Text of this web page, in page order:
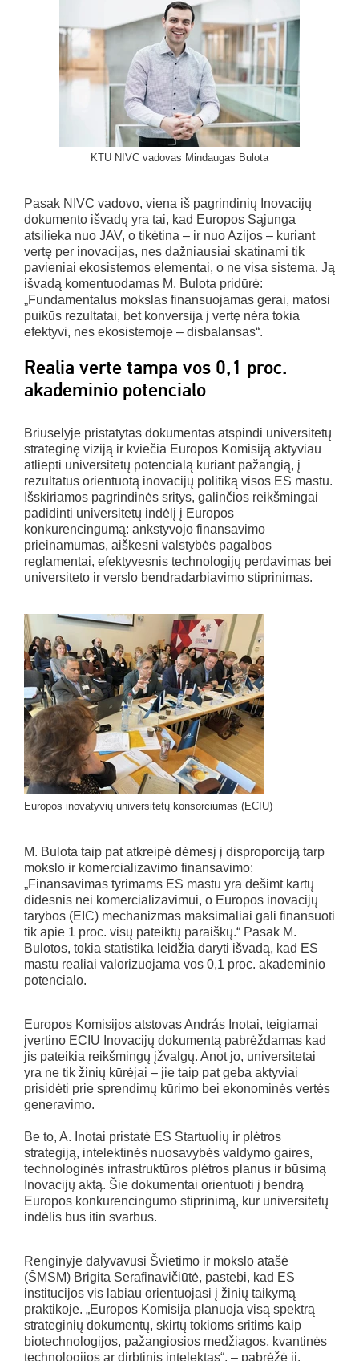
KTU NIVC vadovas Mindaugas Bulota
Pasak NIVC vadovo, viena iš pagrindinių Inovacijų
dokumento išvadų yra tai, kad Europos Sąjunga
atsilieka nuo JAV, o tikėtina – ir nuo Azijos – kuriant
vertę per inovacijas, nes dažniausiai skatinami tik
pavieniai ekosistemos elementai, o ne visa sistema. Ją
išvadą komentuodamas M. Bulota pridūrė:
„Fundamentalus mokslas finansuojamas gerai, matosi
puikūs rezultatai, bet konversija į vertę nėra tokia
efektyvi, nes ekosistemoje – disbalansas“.
Realia verte tampa vos 0,1 proc.
akademinio potencialo
Briuselyje pristatytas dokumentas atspindi universitetų
strateginę viziją ir kviečia Europos Komisiją aktyviau
atliepti universitetų potencialą kuriant pažangią, į
rezultatus orientuotą inovacijų politiką visos ES mastu.
Išskiriamos pagrindinės sritys, galinčios reikšmingai
padidinti universitetų indėlį į Europos
konkurencingumą: ankstyvojo finansavimo
prieinamumas, aiškesni valstybės pagalbos
reglamentai, efektyvesnis technologijų perdavimas bei
universiteto ir verslo bendradarbiavimo stiprinimas.
Europos inovatyvių universitetų konsorciumas (ECIU)
M. Bulota taip pat atkreipė dėmesį į disproporciją tarp
mokslo ir komercializavimo finansavimo:
„Finansavimas tyrimams ES mastu yra dešimt kartų
didesnis nei komercializavimui, o Europos inovacijų
tarybos (EIC) mechanizmas maksimaliai gali finansuoti
tik apie 1 proc. visų pateiktų paraiškų.“ Pasak M.
Bulotos, tokia statistika leidžia daryti išvadą, kad ES
mastu realiai valorizuojama vos 0,1 proc. akademinio
potencialo.
Europos Komisijos atstovas András Inotai, teigiamai
įvertino ECIU Inovacijų dokumentą pabrėždamas kad
jis pateikia reikšmingų įžvalgų. Anot jo, universitetai
yra ne tik žinių kūrėjai – jie taip pat geba aktyviai
prisidėti prie sprendimų kūrimo bei ekonominės vertės
generavimo.
Be to, A. Inotai pristatė ES Startuolių ir plėtros
strategiją, intelektinės nuosavybės valdymo gaires,
technologinės infrastruktūros plėtros planus ir būsimą
Inovacijų aktą. Šie dokumentai orientuoti į bendrą
Europos konkurencingumo stiprinimą, kur universitetų
indėlis bus itin svarbus.
Renginyje dalyvavusi Švietimo ir mokslo atašė
(ŠMSM) Brigita Serafinavičiūtė, pastebi, kad ES
institucijos vis labiau orientuojasi į žinių taikymą
praktikoje. „Europos Komisija planuoja visą spektrą
strateginių dokumentų, skirtų tokioms sritims kaip
biotechnologijos, pažangiosios medžiagos, kvantinės
technologijos ar dirbtinis intelektas“, – pabrėžė ji.